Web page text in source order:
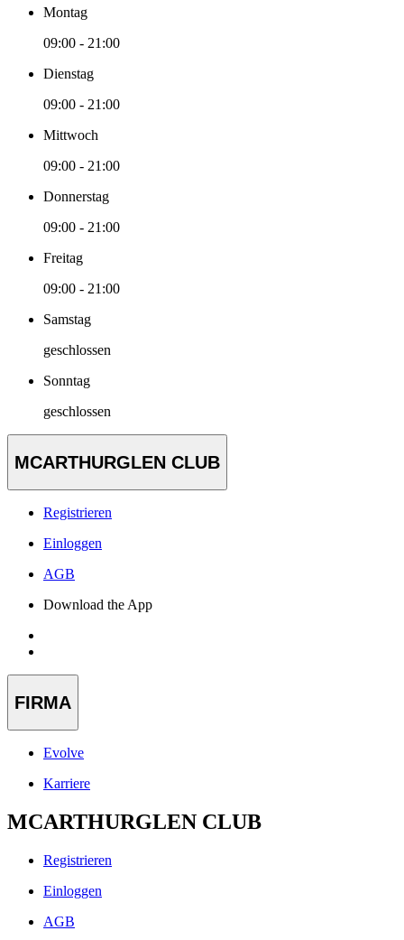
Montag
09:00 - 21:00
Dienstag
09:00 - 21:00
Mittwoch
09:00 - 21:00
Donnerstag
09:00 - 21:00
Freitag
09:00 - 21:00
Samstag
geschlossen
Sonntag
geschlossen
MCARTHURGLEN CLUB
Registrieren
Einloggen
AGB
Download the App
FIRMA
Evolve
Karriere
MCARTHURGLEN CLUB
Registrieren
Einloggen
AGB